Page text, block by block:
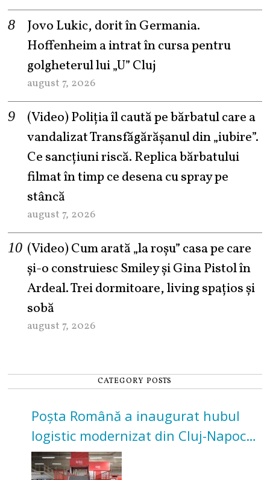
Jovo Lukic, dorit în Germania.
Hoffenheim a intrat în cursa pentru
golgheterul lui „U” Cluj
august 7, 2026
(Video) Poliția îl caută pe bărbatul care a
vandalizat Transfăgărășanul din „iubire”.
Ce sancțiuni riscă. Replica bărbatului
filmat în timp ce desena cu spray pe
stâncă
august 7, 2026
(Video) Cum arată „la roşu” casa pe care
şi-o construiesc Smiley şi Gina Pistol în
Ardeal. Trei dormitoare, living spațios și
sobă
august 7, 2026
CATEGORY POSTS
Poșta Română a inaugurat hubul
logistic modernizat din Cluj-Napoca.
Investiție de 3 milioane de euro